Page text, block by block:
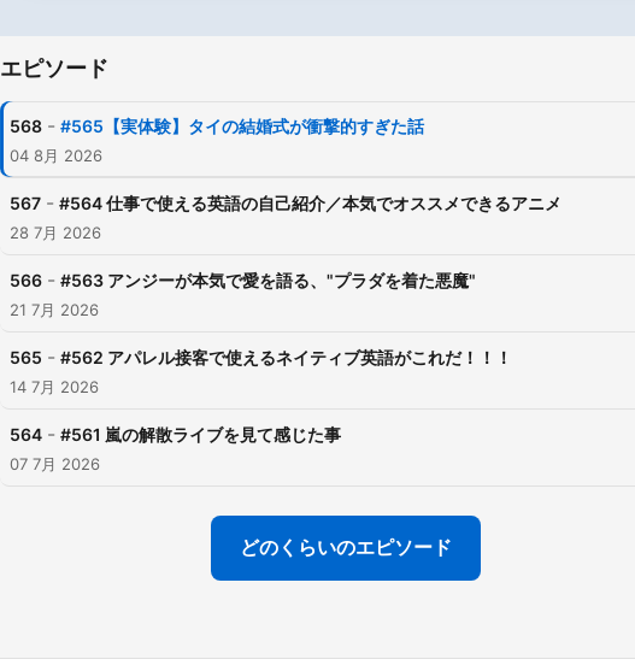
st.studyin.college@gmail.com
エピソード
568 - #565【実体験】タイの結婚式が衝撃的すぎた話
04 8月 2026
567 - #564 仕事で使える英語の自己紹介／本気でオススメできるアニメ
28 7月 2026
566 - #563 アンジーが本気で愛を語る、"プラダを着た悪魔"
21 7月 2026
565 - #562 アパレル接客で使えるネイティブ英語がこれだ！！！
14 7月 2026
564 - #561 嵐の解散ライブを見て感じた事
07 7月 2026
どのくらいのエピソード